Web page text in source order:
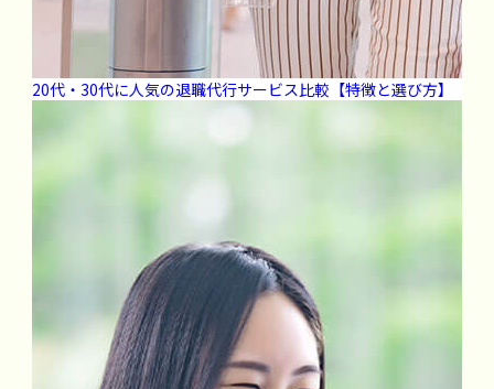
20代・30代に人気の退職代行サービス比較【特徴と選び方】